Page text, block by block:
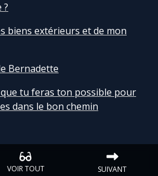
?
biens extérieurs et de mon
Bernadette
tu feras ton possible pour
dans le bon chemin
VOIR TOUT SUIVANT